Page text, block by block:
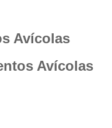
Avícolas
Avícolas